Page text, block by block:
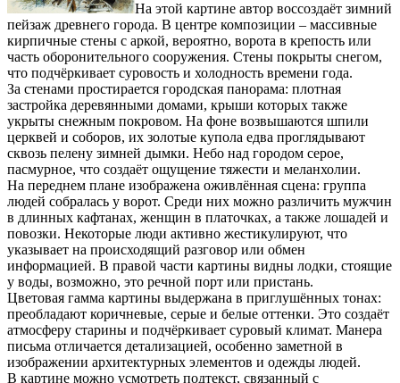
На этой картине автор воссоздаёт зимний
пейзаж древнего города. В центре композиции – массивные
кирпичные стены с аркой, вероятно, ворота в крепость или
часть оборонительного сооружения. Стены покрыты снегом,
что подчёркивает суровость и холодность времени года.
За стенами простирается городская панорама: плотная
застройка деревянными домами, крыши которых также
укрыты снежным покровом. На фоне возвышаются шпили
церквей и соборов, их золотые купола едва проглядывают
сквозь пелену зимней дымки. Небо над городом серое,
пасмурное, что создаёт ощущение тяжести и меланхолии.
На переднем плане изображена оживлённая сцена: группа
людей собралась у ворот. Среди них можно различить мужчин
в длинных кафтанах, женщин в платочках, а также лошадей и
повозки. Некоторые люди активно жестикулируют, что
указывает на происходящий разговор или обмен
информацией. В правой части картины видны лодки, стоящие
у воды, возможно, это речной порт или пристань.
Цветовая гамма картины выдержана в приглушённых тонах:
преобладают коричневые, серые и белые оттенки. Это создаёт
атмосферу старины и подчёркивает суровый климат. Манера
письма отличается детализацией, особенно заметной в
изображении архитектурных элементов и одежды людей.
В картине можно усмотреть подтекст, связанный с